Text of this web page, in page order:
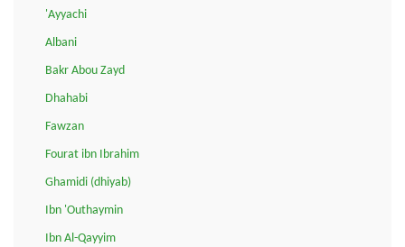
'Ayyachi
Albani
Bakr Abou Zayd
Dhahabi
Fawzan
Fourat ibn Ibrahim
Ghamidi (dhiyab)
Ibn 'Outhaymin
Ibn Al-Qayyim